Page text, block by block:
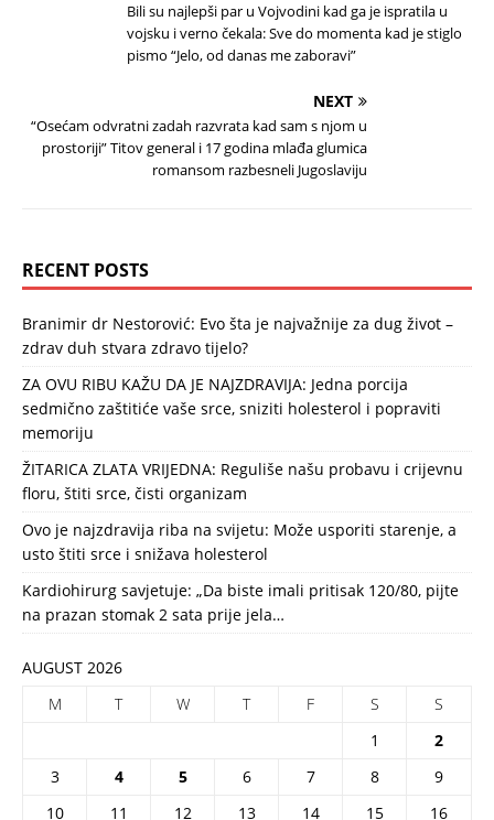
Bili su najlepši par u Vojvodini kad ga je ispratila u
vojsku i verno čekala: Sve do momenta kad je stiglo
pismo “Jelo, od danas me zaboravi”
NEXT
“Osećam odvratni zadah razvrata kad sam s njom u
prostoriji” Titov general i 17 godina mlađa glumica
romansom razbesneli Jugoslaviju
RECENT POSTS
Branimir dr Nestorović: Evo šta je najvažnije za dug život –
zdrav duh stvara zdravo tijelo?
ZA OVU RIBU KAŽU DA JE NAJZDRAVIJA: Jedna porcija
sedmično zaštitiće vaše srce, sniziti holesterol i popraviti
memoriju
ŽITARICA ZLATA VRIJEDNA: Reguliše našu probavu i crijevnu
floru, štiti srce, čisti organizam
Ovo je najzdravija riba na svijetu: Može usporiti starenje, a
usto štiti srce i snižava holesterol
Kardiohirurg savjetuje: „Da biste imali pritisak 120/80, pijte
na prazan stomak 2 sata prije jela…
AUGUST 2026
M
T W T F S
S
1
2
3
4 5 6 7 8
9
10
11 12 13 14 15 16